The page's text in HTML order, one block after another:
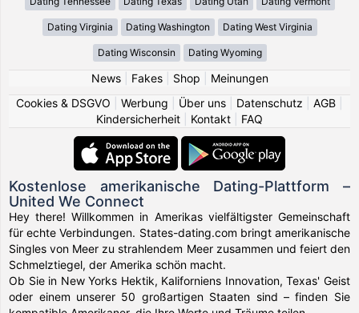
Dating Virginia Dating Washington Dating West Virginia
Dating Wisconsin Dating Wyoming
News| Fakes| Shop
Meinungen
Cookies & DSGVO
Werbung Über uns Datenschutz AGB
Kindersicherheit
Kontakt FAQ
Kostenlose amerikanische Dating-Plattform –
United We Connect
Hey there! Willkommen in Amerikas vielfältigster Gemeinschaft
für echte Verbindungen. States-dating.com bringt amerikanische
Singles von Meer zu strahlendem Meer zusammen und feiert den
Schmelztiegel, der Amerika schön macht.
Ob Sie in New Yorks Hektik, Kaliforniens Innovation, Texas' Geist
oder einem unserer 50 großartigen Staaten sind – finden Sie